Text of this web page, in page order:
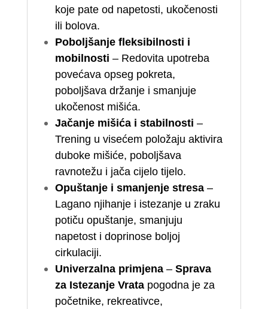
koje pate od napetosti, ukočenosti
ili bolova.
Poboljšanje fleksibilnosti i
mobilnosti – Redovita upotreba
povećava opseg pokreta,
poboljšava držanje i smanjuje
ukočenost mišića.
Jačanje mišića i stabilnosti –
Trening u visećem položaju aktivira
duboke mišiće, poboljšava
ravnotežu i jača cijelo tijelo.
Opuštanje i smanjenje stresa–
Lagano njihanje i istezanje u zraku
potiču opuštanje, smanjuju
napetost i doprinose boljoj
cirkulaciji.
Univerzalna primjena– Sprava
za Istezanje Vratapogodna je za
početnike, rekreativce,